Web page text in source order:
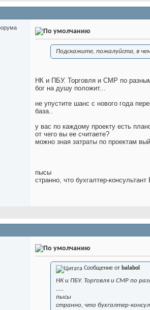
Подскажите, пожалуйста, в
НК и ПБУ. Торговля и СМР по
бог на душу положит...
не упустите шанс с нового года
база..
у вас по каждому проекту есть
от чего вы ее считаете?
можно зная затраты по проектам
пысы
странно, что бухгалтер-
Сообщение от balabol
НК и ПБУ. Торговля и СМР по
.....
пысы
странно, что бухгалтер-